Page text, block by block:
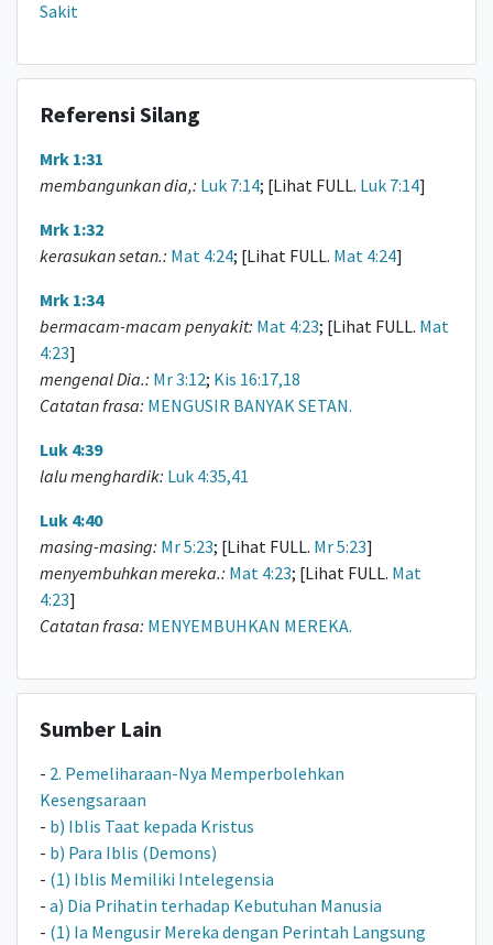
Sakit
Referensi Silang
Mrk 1:31
membangunkan dia,: Luk 7:14; [Lihat FULL. Luk 7:14]
Mrk 1:32
kerasukan setan.: Mat 4:24; [Lihat FULL. Mat 4:24]
Mrk 1:34
bermacam-macam penyakit: Mat 4:23; [Lihat FULL. Mat
4:23]
mengenal Dia.: Mr 3:12; Kis 16:17,18
Catatan frasa: MENGUSIR BANYAK SETAN.
Luk 4:39
lalu menghardik: Luk 4:35,41
Luk 4:40
masing-masing: Mr 5:23; [Lihat FULL. Mr 5:23]
menyembuhkan mereka.: Mat 4:23; [Lihat FULL. Mat
4:23]
Catatan frasa: MENYEMBUHKAN MEREKA.
Sumber Lain
- 2. Pemeliharaan-Nya Memperbolehkan
Kesengsaraan
- b) Iblis Taat kepada Kristus
- b) Para Iblis (Demons)
- (1) Iblis Memiliki Intelegensia
- a) Dia Prihatin terhadap Kebutuhan Manusia
- (1) Ia Mengusir Mereka dengan Perintah Langsung